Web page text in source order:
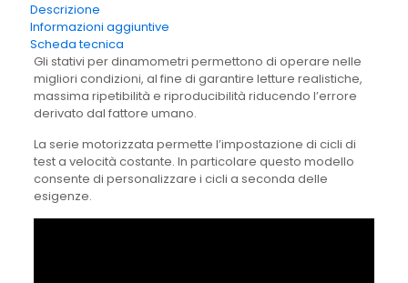
Descrizione
Informazioni aggiuntive
Scheda tecnica
Gli stativi per dinamometri permettono di operare nelle
migliori condizioni, al fine di garantire letture realistiche,
massima ripetibilità e riproducibilità riducendo l’errore
derivato dal fattore umano.
La serie motorizzata permette l’impostazione di cicli di
test a velocità costante. In particolare questo modello
consente di personalizzare i cicli a seconda delle
esigenze.